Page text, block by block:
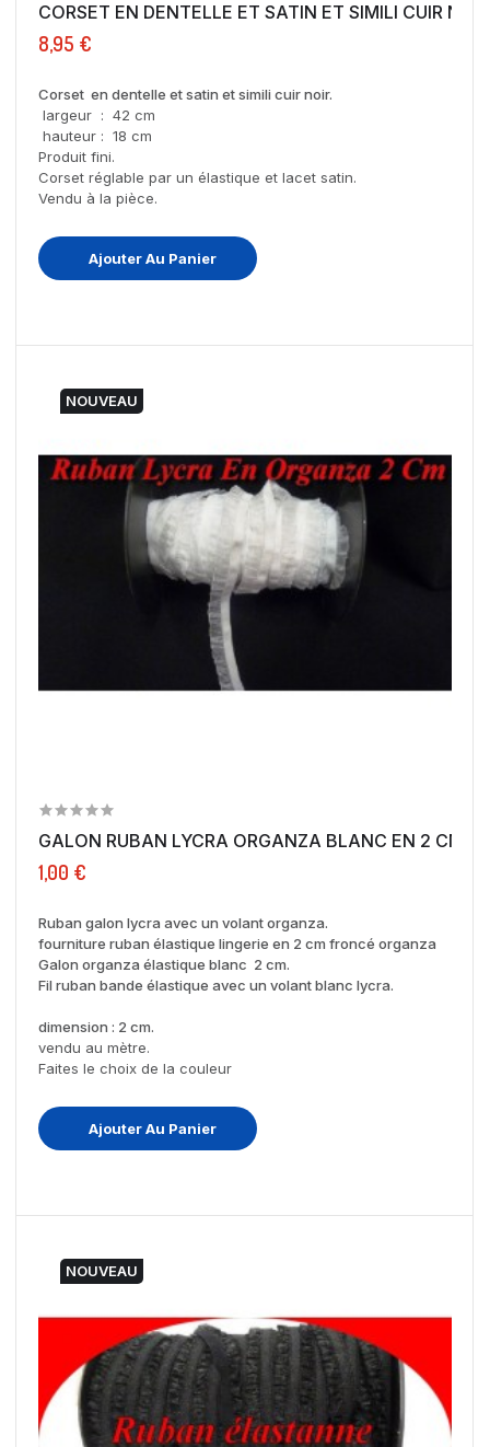
CORSET EN DENTELLE ET SATIN ET SIMILI CUIR NOIR
8,95 €
Corset en dentelle et satin et simili cuir noir.
largeur : 42 cm
hauteur : 18 cm
Produit fini.
Corset réglable par un élastique et lacet satin.
Vendu à la pièce.
Ajouter Au Panier
NOUVEAU
GALON RUBAN LYCRA ORGANZA BLANC EN 2
1,00 €
Ruban galon lycra avec un volant organza.
fourniture ruban élastique lingerie en 2 cm froncé organza
Galon organza élastique blanc 2 cm.
Fil ruban bande élastique avec un volant blanc lycra.
dimension : 2 cm.
vendu au mètre.
Faites le choix de la couleur
Ajouter Au Panier
NOUVEAU